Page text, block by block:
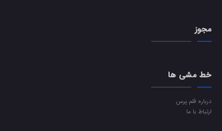
مجوز
خط مشی ها
درباره قلم پرس
ارتباط با ما